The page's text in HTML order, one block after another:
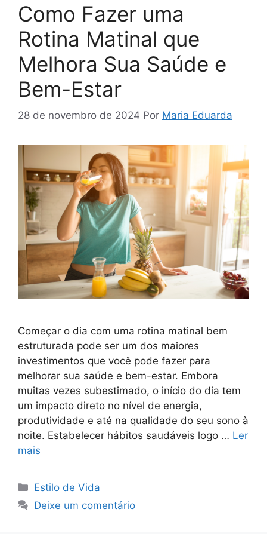
Como Fazer uma
Rotina Matinal que
Melhora Sua Saúde e
Bem-Estar
28 de novembro de 2024 Por Maria Eduarda
Começar o dia com uma rotina matinal bem
estruturada pode ser um dos maiores
investimentos que você pode fazer para
melhorar sua saúde e bem-estar. Embora
muitas vezes subestimado, o início do dia tem
um impacto direto no nível de energia,
produtividade e até na qualidade do seu sono à
noite. Estabelecer hábitos saudáveis logo … Ler
mais
Categorias
Estilo de Vida
Deixe um comentário